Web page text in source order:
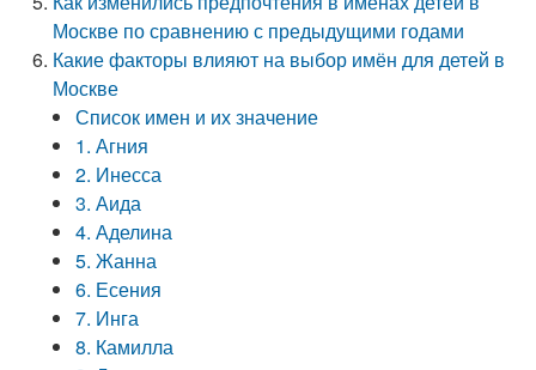
Москве по сравнению с предыдущими годами
Какие факторы влияют на выбор имён для детей в
Москве
Список имен и их значение
1. Агния
2. Инесса
3. Аида
4. Аделина
5. Жанна
6. Есения
7. Инга
8. Камилла